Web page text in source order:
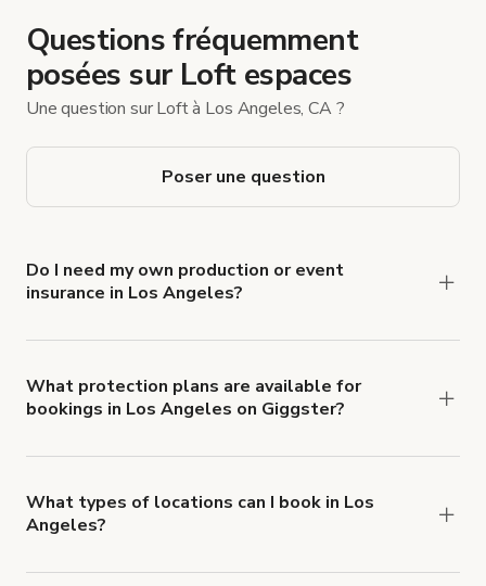
Questions fréquemment
posées sur Loft espaces
Une question sur Loft à Los Angeles, CA ?
Poser une question
Do I need my own production or event
insurance in Los Angeles?
insurance with liability coverage of no less than
$1,000,000.
What protection plans are available for
bookings in Los Angeles on Giggster?
about Giggster's Damage Protection coverage.
What types of locations can I book in Los
Angeles?